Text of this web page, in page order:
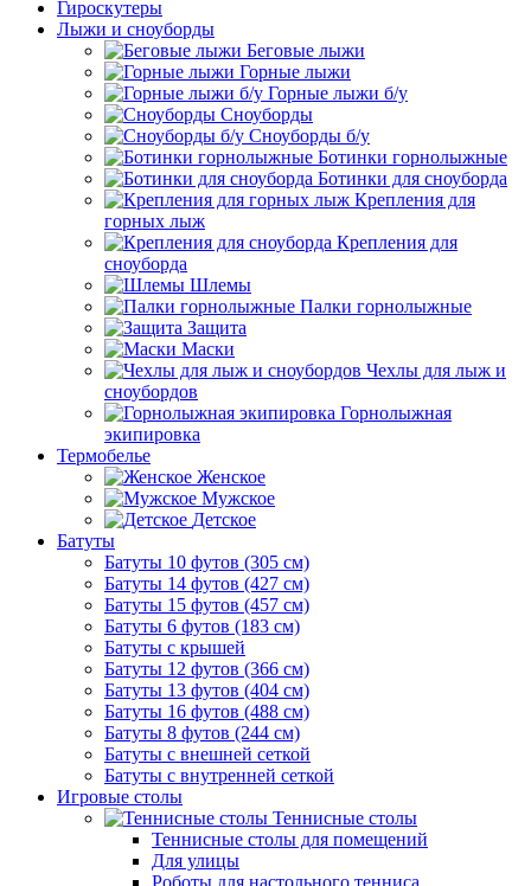
Гироскутеры
Лыжи и сноуборды
Беговые лыжи
Горные лыжи
Горные лыжи б/у
Сноуборды
Сноуборды б/у
Ботинки горнолыжные
Ботинки для сноуборда
Крепления для
горных лыж
Крепления для
сноуборда
Шлемы
Палки горнолыжные
Защита
Маски
Чехлы для лыж и
сноубордов
Горнолыжная
экипировка
Термобелье
Женское
Мужское
Детское
Батуты
Батуты 10 футов (305 см)
Батуты 14 футов (427 см)
Батуты 15 футов (457 см)
Батуты 6 футов (183 см)
Батуты с крышей
Батуты 12 футов (366 см)
Батуты 13 футов (404 см)
Батуты 16 футов (488 см)
Батуты 8 футов (244 см)
Батуты с внешней сеткой
Батуты с внутренней сеткой
Игровые столы
Теннисные столы
Теннисные столы для помещений
Для улицы
Роботы для настольного тенниса